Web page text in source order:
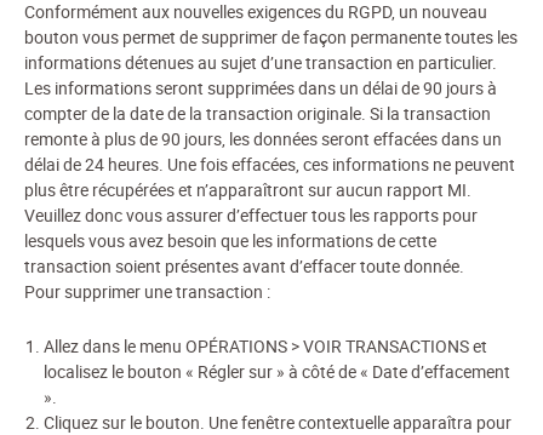
Conformément aux nouvelles exigences du RGPD, un nouveau
bouton vous permet de supprimer de façon permanente toutes les
informations détenues au sujet d’une transaction en particulier.
Les informations seront supprimées dans un délai de 90 jours à
compter de la date de la transaction originale. Si la transaction
remonte à plus de 90 jours, les données seront effacées dans un
délai de 24 heures. Une fois effacées, ces informations ne peuvent
plus être récupérées et n’apparaîtront sur aucun rapport MI.
Veuillez donc vous assurer d’effectuer tous les rapports pour
lesquels vous avez besoin que les informations de cette
transaction soient présentes avant d’effacer toute donnée.
Pour supprimer une transaction :
Allez dans le menu OPÉRATIONS > VOIR TRANSACTIONS et
localisez le bouton « Régler sur » à côté de « Date d’effacement
».
Cliquez sur le bouton. Une fenêtre contextuelle apparaîtra pour